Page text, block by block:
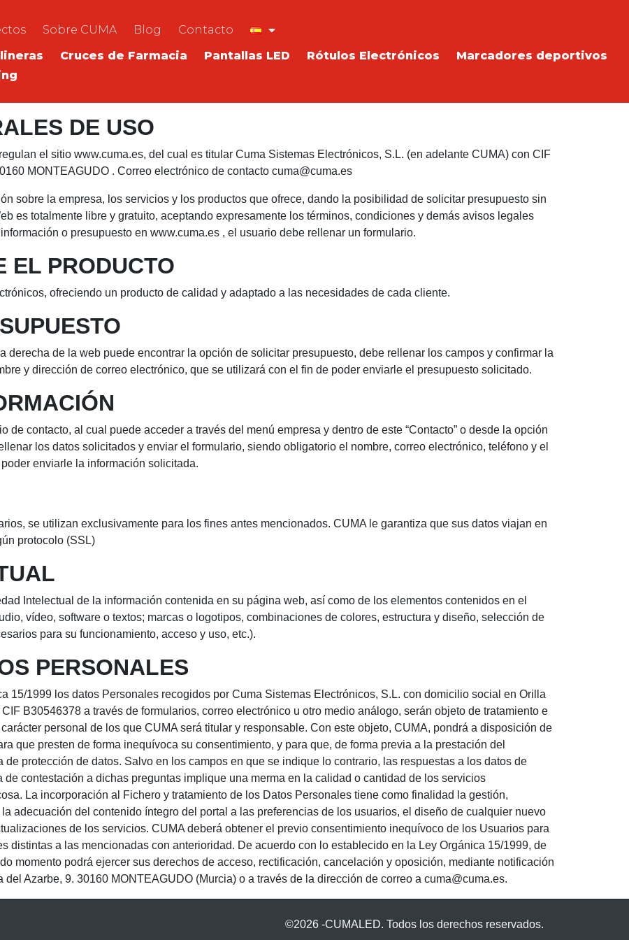
Sobre CUMA Blog
Contacto
Cruces de Farmacia Pantallas LED Rótulos Electrónicos
Marcadores deportivos
DE USO
el sitio www.cuma.es, del cual es titular Cuma Sistemas Electrónicos, S.L. (en adelante CUMA) con CIF
MONTEAGUDO . Correo electrónico de contacto cuma@cuma.es
sobre la empresa, los servicios y los productos que ofrece, dando la posibilidad de solicitar presupuesto sin
es totalmente libre y gratuito, aceptando expresamente los términos, condiciones y demás avisos legales
o presupuesto en www.cuma.es , el usuario debe rellenar un formulario.
EL PRODUCTO
ofreciendo un producto de calidad y adaptado a las necesidades de cada cliente.
derecha de la web puede encontrar la opción de solicitar presupuesto, debe rellenar los campos y confirmar la
y dirección de correo electrónico, que se utilizará con el fin de poder enviarle el presupuesto solicitado.
de contacto, al cual puede acceder a través del menú empresa y dentro de este “Contacto” o desde la opción
los datos solicitados y enviar el formulario, siendo obligatorio el nombre, correo electrónico, teléfono y el
enviarle la información solicitada.
se utilizan exclusivamente para los fines antes mencionados. CUMA le garantiza que sus datos viajan en
protocolo (SSL)
Intelectual de la información contenida en su página web, así como de los elementos contenidos en el
vídeo, software o textos; marcas o logotipos, combinaciones de colores, estructura y diseño, selección de
para su funcionamiento, acceso y uso, etc.).
PERSONALES
15/1999 los datos Personales recogidos por Cuma Sistemas Electrónicos, S.L. con domicilio social en Orilla
B30546378 a través de formularios, correo electrónico u otro medio análogo, serán objeto de tratamiento e
personal de los que CUMA será titular y responsable. Con este objeto, CUMA, pondrá a disposición de
que presten de forma inequívoca su consentimiento, y para que, de forma previa a la prestación del
protección de datos. Salvo en los campos en que se indique lo contrario, las respuestas a los datos de
contestación a dichas preguntas implique una merma en la calidad o cantidad de los servicios
La incorporación al Fichero y tratamiento de los Datos Personales tiene como finalidad la gestión,
adecuación del contenido íntegro del portal a las preferencias de los usuarios, el diseño de cualquier nuevo
de los servicios. CUMA deberá obtener el previo consentimiento inequívoco de los Usuarios para
distintas a las mencionadas con anterioridad. De acuerdo con lo establecido en la Ley Orgánica 15/1999, de
momento podrá ejercer sus derechos de acceso, rectificación, cancelación y oposición, mediante notificación
Azarbe, 9. 30160 MONTEAGUDO (Murcia) o a través de la dirección de correo a cuma@cuma.es.
©2026 -CUMALED. Todos los derechos reservados.